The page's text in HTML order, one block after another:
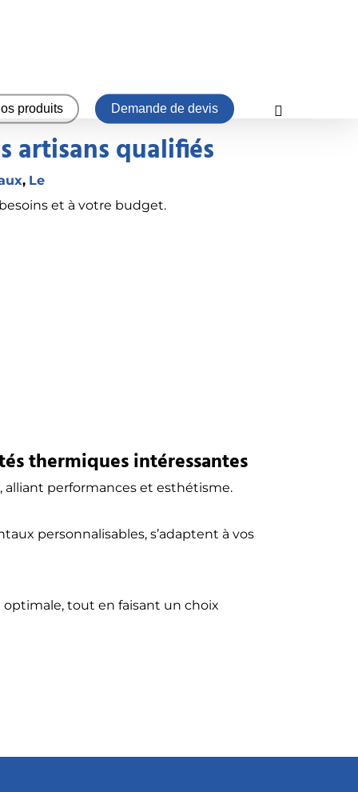
produits Demande de devis
artisans qualifiés
, Le
et à votre budget.
thermiques intéressantes
alliant performances et esthétisme.
personnalisables, s’adaptent à vos
tout en faisant un choix